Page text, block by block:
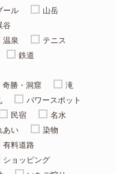
ール
山岳
谷
温泉
テニス
鉄道
奇勝・洞窟
滝
パワースポット
民宿
名水
あい
染物
有料道路
ショッピング